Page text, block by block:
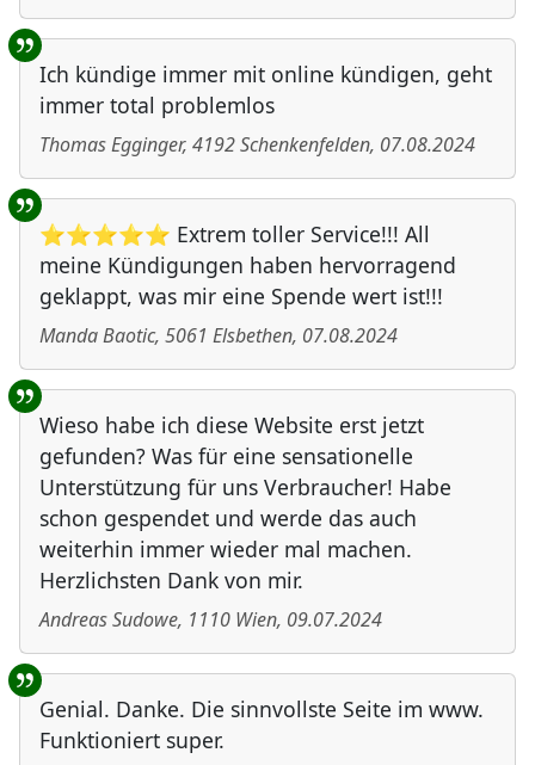
Ich kündige immer mit online kündigen, geht
immer total problemlos
Thomas Egginger, 4192Schenkenfelden, 07.08.2024
⭐⭐⭐⭐⭐ Extrem toller Service!!! All
meine Kündigungen haben hervorragend
geklappt, was mir eine Spende wert ist!!!
Manda Baotic, 5061 Elsbethen, 07.08.2024
Wieso habe ich diese Website erst jetzt
gefunden? Was für eine sensationelle
Unterstützung für uns Verbraucher! Habe
schon gespendet und werde das auch
weiterhin immer wieder mal machen.
Herzlichsten Dank von mir.
Andreas Sudowe, 1110 Wien, 09.07.2024
Genial. Danke. Die sinnvollste Seite im www.
Funktioniert super.